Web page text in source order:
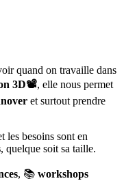
quand on travaille dans
3D📽️, elle nous permet
et surtout prendre
les besoins sont en
, quelque soit sa taille.
, 📚 workshops